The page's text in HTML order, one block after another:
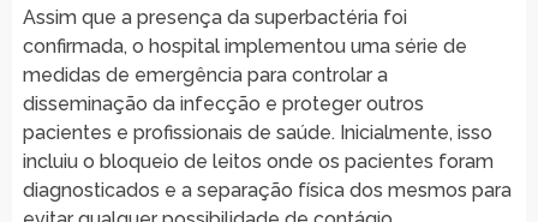
Assim que a presença da superbactéria foi
confirmada, o hospital implementou uma série de
medidas de emergência para controlar a
disseminação da infecção e proteger outros
pacientes e profissionais de saúde. Inicialmente, isso
incluiu o bloqueio de leitos onde os pacientes foram
diagnosticados e a separação física dos mesmos para